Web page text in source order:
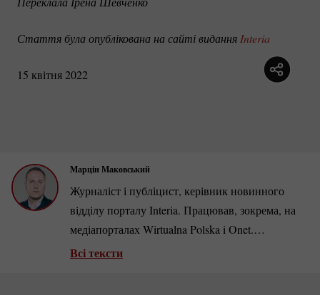
Стаття була опублікована на сайті видання Interia
15 квітня 2022
Марцін Маковський
Журналіст і публіцист, керівник новинного
відділу порталу Interia. Працював, зокрема, на
медіапорталах Wirtualna Polska i Onet.
Спеціалізується на польській і американській
Всі тексти